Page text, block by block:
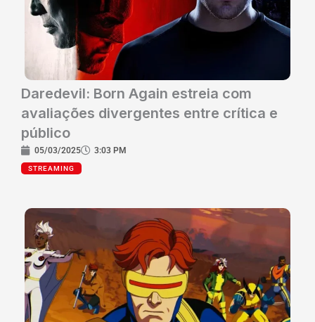
Daredevil: Born Again estreia com
avaliações divergentes entre crítica e
público
05/03/2025 3:03 PM
STREAMING